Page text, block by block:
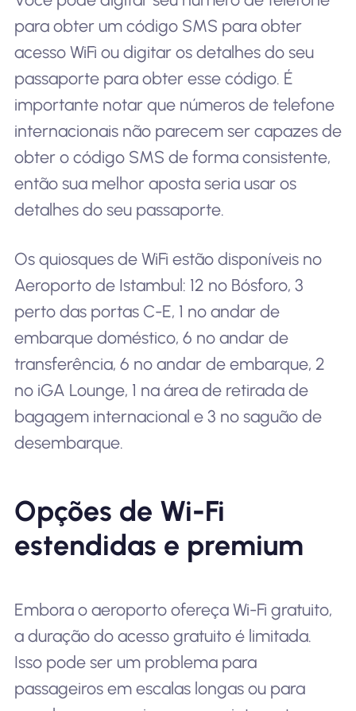
para obter um código SMS para obter
acesso WiFi ou digitar os detalhes do seu
passaporte para obter esse código. É
importante notar que números de telefone
internacionais não parecem ser capazes de
obter o código SMS de forma consistente,
então sua melhor aposta seria usar os
detalhes do seu passaporte.
Os quiosques de WiFi estão disponíveis no
Aeroporto de Istambul: 12 no Bósforo, 3
perto das portas C-E, 1 no andar de
embarque doméstico, 6 no andar de
transferência, 6 no andar de embarque, 2
no iGA Lounge, 1 na área de retirada de
bagagem internacional e 3 no saguão de
desembarque.
Opções de Wi-Fi
estendidas e premium
Embora o aeroporto ofereça Wi-Fi gratuito,
a duração do acesso gratuito é limitada.
Isso pode ser um problema para
passageiros em escalas longas ou para